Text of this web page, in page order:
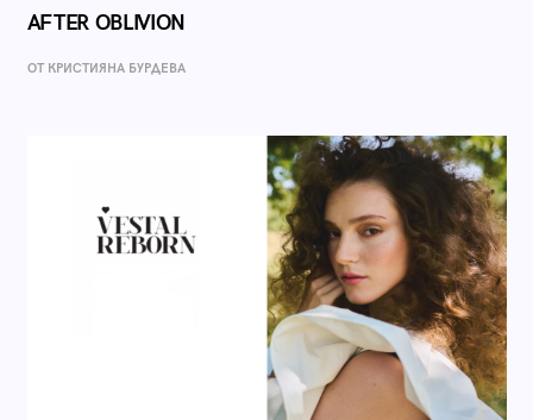
AFTER OBLIVION
ОТ КРИСТИЯНА БУРДЕВА